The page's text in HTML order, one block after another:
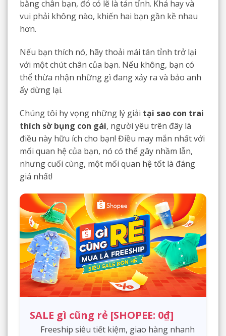
bằng chân bạn, đó có lẽ là tán tỉnh. Khá hay và
vui phải không nào, khiến hai bạn gần kề nhau
hơn.
Nếu bạn thích nó, hãy thoải mái tán tỉnh trở lại
với một chút chân của bạn. Nếu không, bạn có
thể thừa nhận những gì đang xảy ra và bảo anh
ấy dừng lại.
Chúng tôi hy vọng những lý giải tại sao con trai
thích sờ bụng con gái, người yêu trên đây là
điều này hữu ích cho bạn! Điều may mắn nhất với
mối quan hệ của bạn, nó có thể gây nhầm lẫn,
nhưng cuối cùng, một mối quan hệ tốt là đáng
giá nhất!
SALE gì cũng rẻ [SHOPEE: 0₫]
Freeship siêu tiết kiệm, giao hàng nhanh